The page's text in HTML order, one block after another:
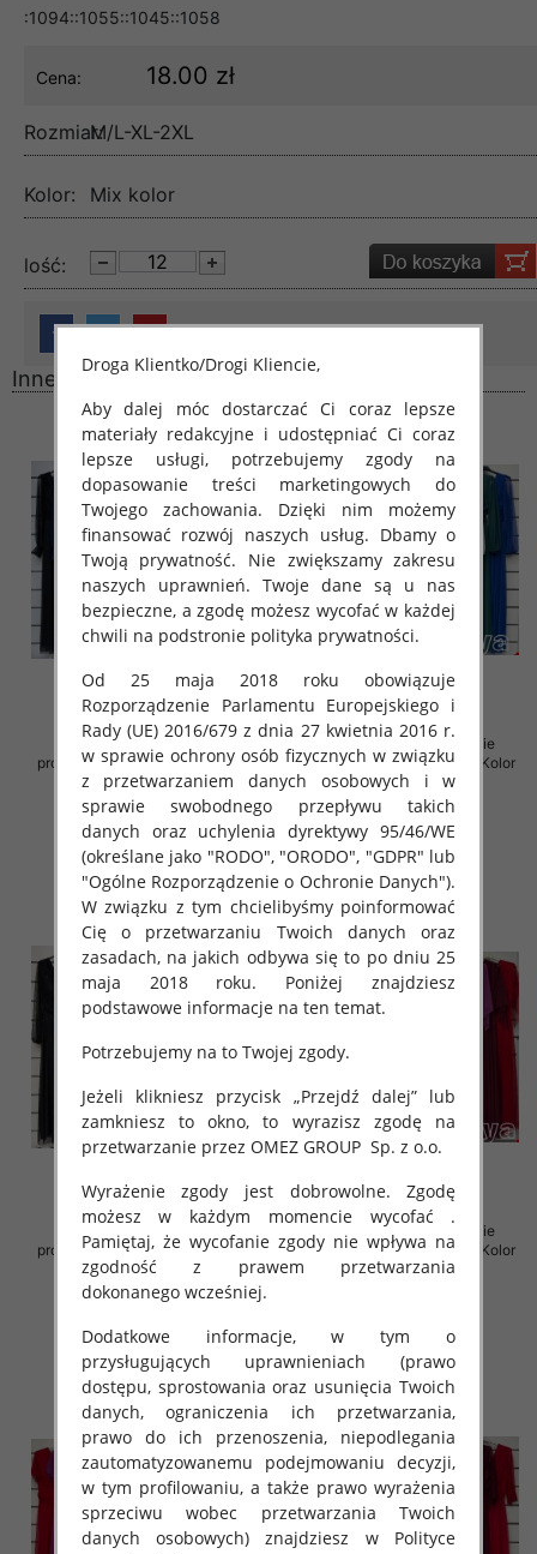
:1094::1055::1045::1058
Cena: 18.00 zł
Rozmiar:M/L-XL-2XL
Kolor: Mix kolor
lość:
Inne produkty
Sukienki damskie (Włoskie
produkt) Roz Standard, Mix Kolor
Paczka 5 szt
78.00 zł
szczegóły
Sukienki damskie (Włoskie
produkt) Roz Standard, Mix Kolor
Paczka 5 szt
78.00 zł
Sukienki damskie (Włoskie
produkt) Roz Standard, Mix Kolor
Paczka 5 szt
78.00 zł
szczegóły
Sukienki damskie (Włoskie
produkt) Roz Standard, Mix Kolor
Paczka 5 szt
szczegóły
Droga Klientko/Drogi Kliencie,
Aby dalej móc dostarczać Ci coraz lepsze
materiały redakcyjne i udostępniać Ci coraz
lepsze usługi, potrzebujemy zgody na
dopasowanie treści marketingowych do
Twojego zachowania. Dzięki nim możemy
finansować rozwój naszych usług. Dbamy o
Twoją prywatność. Nie zwiększamy zakresu
naszych uprawnień. Twoje dane są u nas
bezpieczne, a zgodę możesz wycofać w każdej
chwili na podstronie polityka prywatności.
Od 25 maja 2018 roku obowiązuje
Rozporządzenie Parlamentu Europejskiego i
Rady (UE) 2016/679 z dnia 27 kwietnia 2016 r.
w sprawie ochrony osób fizycznych w związku
z przetwarzaniem danych osobowych i w
sprawie swobodnego przepływu takich
danych oraz uchylenia dyrektywy 95/46/WE
(określane jako "RODO", "ORODO", "GDPR" lub
"Ogólne Rozporządzenie o Ochronie Danych").
W związku z tym chcielibyśmy poinformować
Cię o przetwarzaniu Twoich danych oraz
zasadach, na jakich odbywa się to po dniu 25
maja 2018 roku. Poniżej znajdziesz
podstawowe informacje na ten temat.
Potrzebujemy na to Twojej zgody.
Jeżeli klikniesz przycisk „Przejdź dalej” lub
zamkniesz to okno, to wyrazisz zgodę na
przetwarzanie przez OMEZ GROUP Sp. z o.o.
Wyrażenie zgody jest dobrowolne. Zgodę
możesz w każdym momencie wycofać .
Pamiętaj, że wycofanie zgody nie wpływa na
zgodność z prawem przetwarzania
dokonanego wcześniej.
Dodatkowe informacje, w tym o
przysługujących uprawnieniach (prawo
dostępu, sprostowania oraz usunięcia Twoich
danych, ograniczenia ich przetwarzania,
prawo do ich przenoszenia, niepodlegania
zautomatyzowanemu podejmowaniu decyzji,
w tym profilowaniu, a także prawo wyrażenia
sprzeciwu wobec przetwarzania Twoich
danych osobowych) znajdziesz w Polityce